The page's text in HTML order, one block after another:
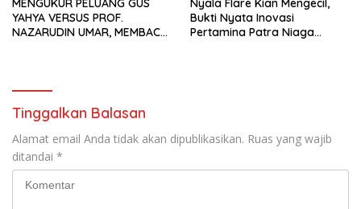
MENGUKUR PELUANG GUS
YAHYA VERSUS PROF.
NAZARUDIN UMAR, MEMBACA
Nyala Flare Kian Mengecil,
Bukti Nyata Inovasi
Pertamina Patra Niaga
Tinggalkan Balasan
Alamat email Anda tidak akan dipublikasikan. Ruas yang wajib
ditandai *